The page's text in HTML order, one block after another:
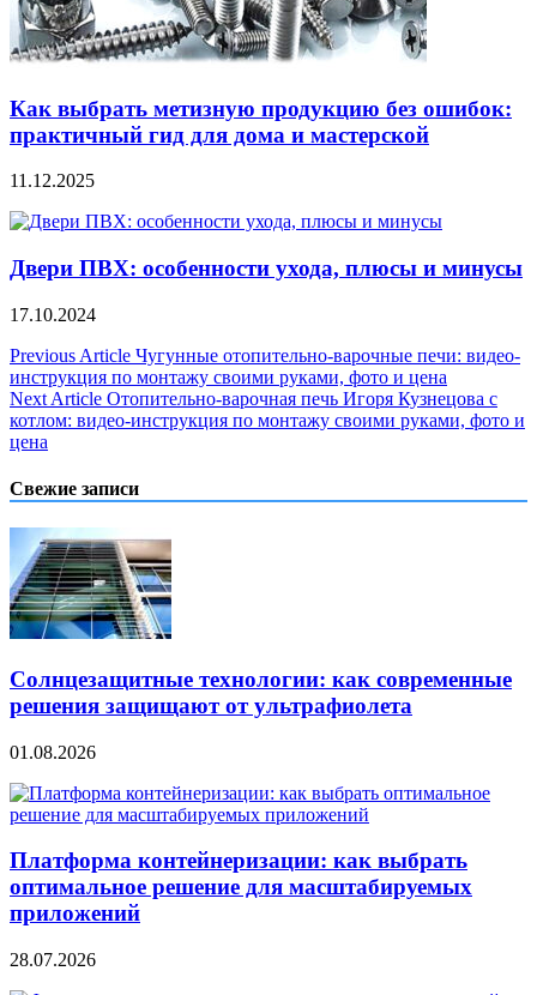
Как выбрать метизную продукцию без ошибок:
практичный гид для дома и мастерской
11.12.2025
Двери ПВХ: особенности ухода, плюсы и минусы
17.10.2024
Навигация
по
записям
Previous Article Чугунные отопительно-варочные печи: видео-
инструкция по монтажу своими руками, фото и цена
Next Article Отопительно-варочная печь Игоря Кузнецова с
котлом: видео-инструкция по монтажу своими руками, фото и
цена
Свежие записи
Солнцезащитные технологии: как современные
решения защищают от ультрафиолета
01.08.2026
Платформа контейнеризации: как выбрать
оптимальное решение для масштабируемых
приложений
28.07.2026